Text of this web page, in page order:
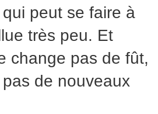
peut se faire à
très peu. Et
change pas de fût,
de nouveaux